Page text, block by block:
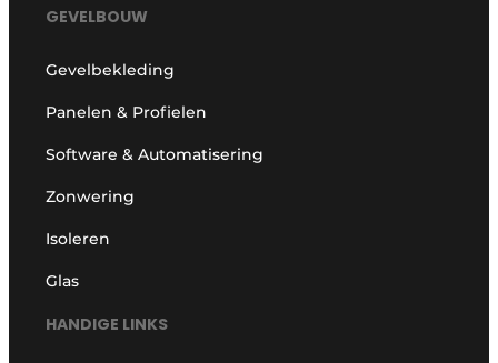
GEVELBOUW
Gevelbekleding
Panelen & Profielen
Software & Automatisering
Zonwering
Isoleren
Glas
HANDIGE LINKS